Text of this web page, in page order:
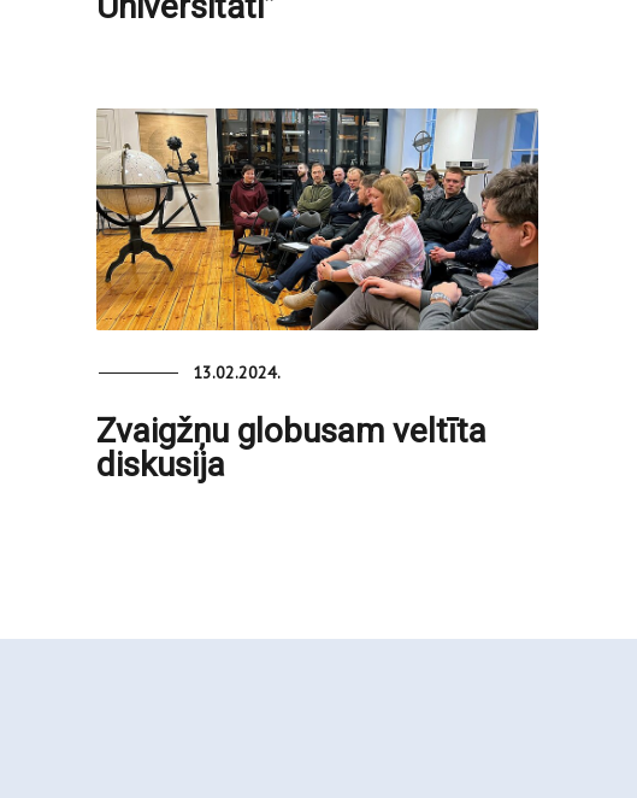
13.02.2024.
Zvaigžņu globusam veltīta
diskusija